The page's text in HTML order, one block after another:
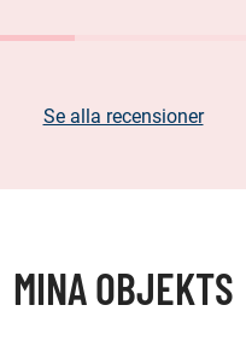
Se alla recensioner
MINA OBJEKTS